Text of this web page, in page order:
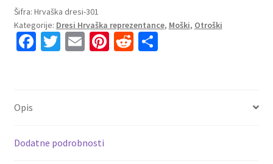
Hrvaška
Vratar
2025-
Šifra: Hrvaška dresi-301
Kategorije: Dresi Hrvaška reprezentance, Moški, Otroški
Fa
k
T E Pi R S
Opis
Dodatne podrobnosti